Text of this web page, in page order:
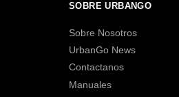
SOBRE URBANGO
Sobre Nosotros
UrbanGo News
Contactanos
Manuales